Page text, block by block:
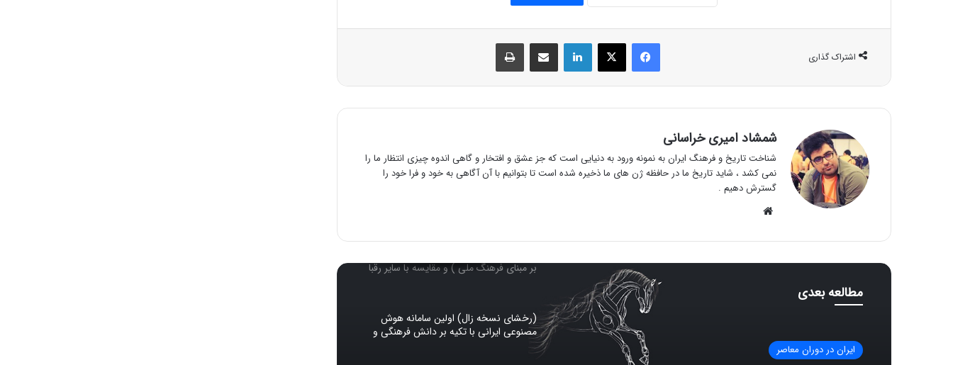
اشتراک گذاری
فیس بوک X لینکدین اشتراک گذاری از طریق ایمیل چاپ
شمشاد امیری خراسانی
شناخت تاریخ و فرهنگ ایران به نمونه ورود به دنیایی است که جز عشق و افتخار و گاهی اندوه چیزی انتظار ما را
نمی کشد ، شاید تاریخ ما در حافظه ژن های ما ذخیره شده است تا بتوانیم با آن آگاهی به خود و فرا خود را
گسترش دهیم .
مطالعه بعدی
ایران در دوران معاصر
(پان ها)وپان ترک ها (جدایی طلبان ترک)
خداوند الموت (حسن صباح) رهبر گروه
علت وقوع جنگ چالدران
بر مبنای فرهنگ ملی ) و مقایسه با سایر رقبا
(رخشای نسخه زال) اولین سامانه هوش
مصنوعی ایرانی با تکیه بر دانش فرهنگی و
ملی ایرانیان